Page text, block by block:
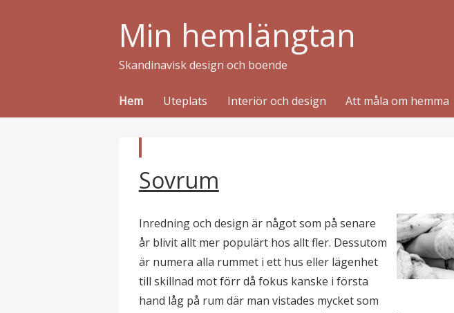
Min hemlängtan
Skandinavisk design och boende
Hem Uteplats Interiör och design Att måla om hemma
u
b
l
c
e
r
a
t
Sovrum
Inredning och design är något som på senare
år blivit allt mer populärt hos allt fler. Dessutom
är numera alla rummet i ett hus eller lägenhet
till skillnad mot förr då fokus kanske i första
hand låg på rum där man vistades mycket som